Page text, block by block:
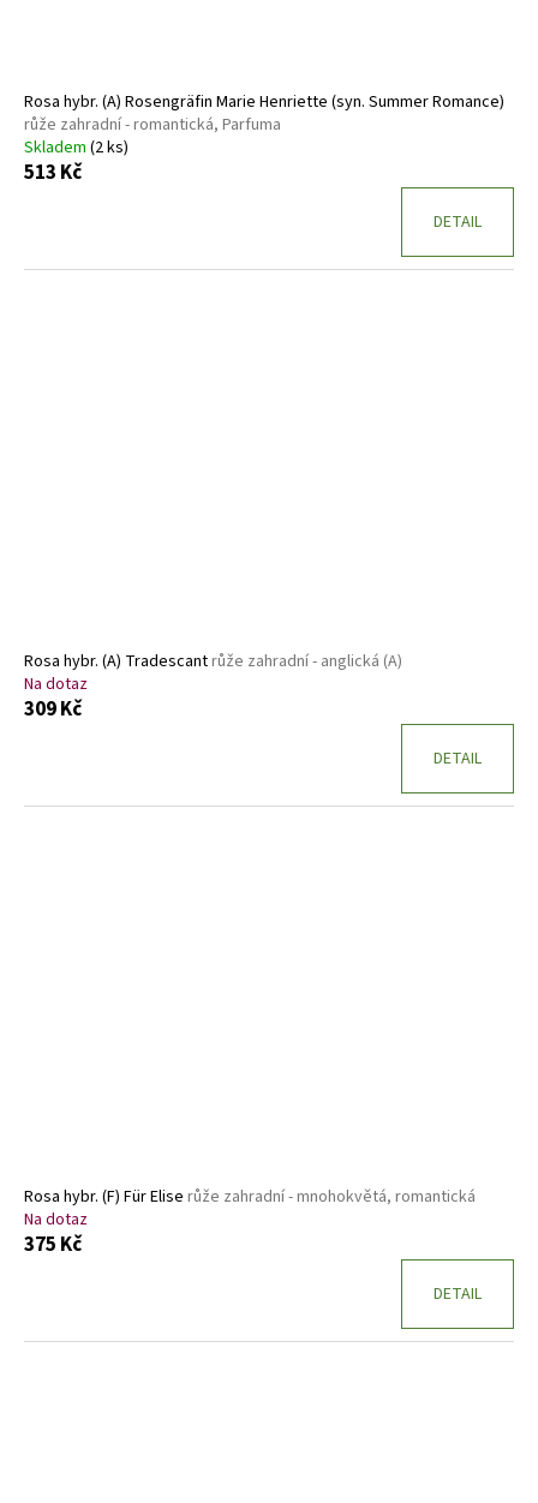
Rosa hybr. (A) Rosengräfin Marie Henriette (syn. Summer Romance)
růže zahradní - romantická, Parfuma
Skladem (2 ks)
513 Kč
DETAIL
Rosa hybr. (A) Tradescantrůže zahradní - anglická (A)
Na dotaz
309 Kč
DETAIL
Rosa hybr. (F) Für Elise růže zahradní - mnohokvětá, romantická
Na dotaz
375 Kč
DETAIL